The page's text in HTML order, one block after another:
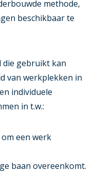
methode,
beschikbaar te
die gebruikt kan
van werkplekken in
individuele
in t.w.:
een werk
baan overeenkomt.